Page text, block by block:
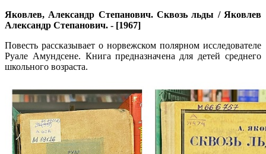
Яковлев, Александр Степанович. Сквозь льды / Яковлев
Александр Степанович. - [1967]
Повесть рассказывает о норвежском полярном исследователе
Руале Амундсене. Книга предназначена для детей среднего
школьного возраста.